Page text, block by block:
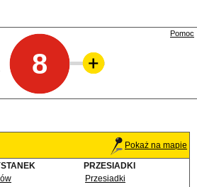
8
Pomoc
Pokaż na mapie
PRZESIADKI
Przesiadki